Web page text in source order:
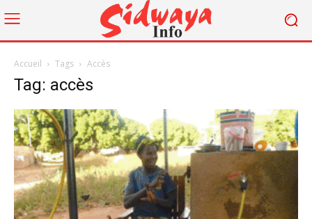
Accueil Tags Accès
Tag: accès